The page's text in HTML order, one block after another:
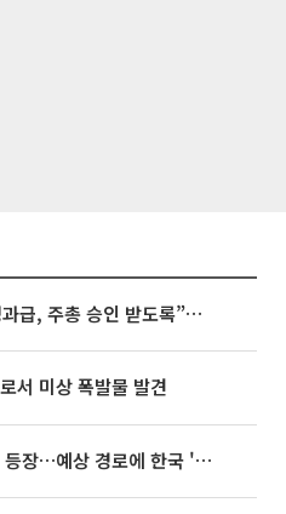
김정관 장관 “반도체 성과급, 주총 승인 받도록”…상법·자본시장법 개정 시사
서 미상 폭발물 발견
태풍 '돌핀' 이어 '찬홈' 등장…예상 경로에 한국 '한숨'